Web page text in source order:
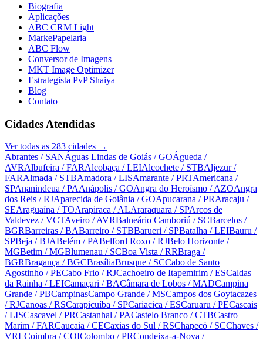
Biografia
Aplicações
ABC CRM Light
MarkePapelaria
ABC Flow
Conversor de Imagens
MKT Image Optimizer
Estrategista PvP Shaiya
Blog
Contato
Cidades Atendidas
Ver todas as 283 cidades →
Abrantes / SANÁguas Lindas de Goiás / GOÁgueda /
AVRAlbufeira / FARAlcobaça / LEIAlcochete / STBAljezur/
FARAlmada / STBAmadora / LISAmarante / PRTAmericana /
SPAnanindeua / PAAnápolis / GOAngra do Heroísmo / AZOAngra
dos Reis / RJAparecida de Goiânia / GOApucarana / PRAracaju /
SEAraguaína / TOArapiraca / ALAraraquara / SPArcos de
Valdevez / VCTAveiro / AVRBalneário Camboriú / SCBarcelos /
BGRBarreiras / BABarreiro / STBBarueri / SPBatalha / LEIBauru /
SPBeja / BJABelém / PABelford Roxo / RJBelo Horizonte /
MGBetim / MGBlumenau / SCBoa Vista / RRBraga /
BGRBragança / BGCBrasíliaBrusque / SCCabo de Santo
Agostinho / PECabo Frio / RJCachoeiro de Itapemirim / ESCaldas
da Rainha / LEICamaçari / BACâmara de Lobos / MADCampina
Grande / PBCampinasCampo Grande / MSCampos dos Goytacazes
/ RJCanoas / RSCarapicuíba / SPCariacica / ESCaruaru / PECascais
/ LISCascavel / PRCastanhal / PACastelo Branco / CTBCastro
Marim / FARCaucaia / CECaxias do Sul / RSChapecó / SCChaves /
VRLCoimbra / COIColombo / PRCondeixa-a-Nova /